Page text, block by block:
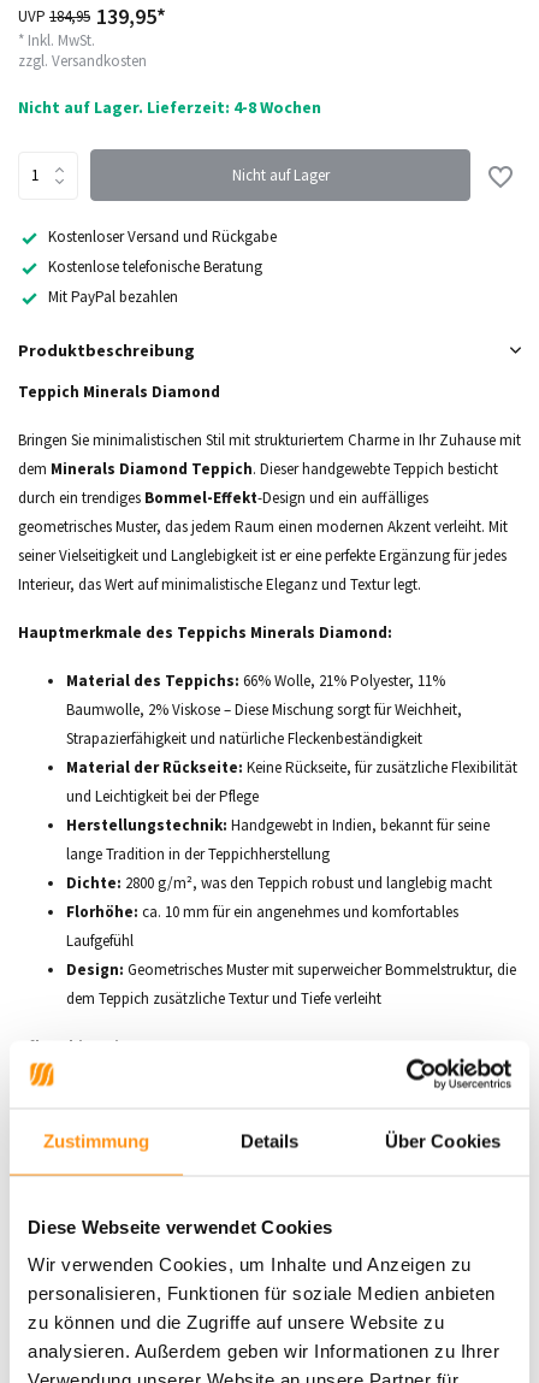
Zustimmung Details Über Cookies
Diese Webseite verwendet Cookies
Wir verwenden Cookies, um Inhalte und Anzeigen zu
personalisieren, Funktionen für soziale Medien anbieten
zu können und die Zugriffe auf unsere Website zu
analysieren. Außerdem geben wir Informationen zu Ihrer
UVP 184,95 139,95*
* Inkl. MwSt.
zzgl. Versandkosten
Nicht auf Lager. Lieferzeit: 4-8 Wochen
Nicht auf Lager
Kostenloser Versand und Rückgabe
Kostenlose telefonische Beratung
Mit PayPal bezahlen
Produktbeschreibung
Teppich Minerals Diamond
Bringen Sie minimalistischen Stil mit strukturiertem Charme in Ihr Zuhause mit
dem Minerals Diamond Teppich. Dieser handgewebte Teppich besticht
durch ein trendiges Bommel-Effekt-Design und ein auffälliges
geometrisches Muster, das jedem Raum einen modernen Akzent verleiht. Mit
seiner Vielseitigkeit und Langlebigkeit ist er eine perfekte Ergänzung für jedes
Interieur, das Wert auf minimalistische Eleganz und Textur legt.
Hauptmerkmale des Teppichs Minerals Diamond:
Material des Teppichs: 66% Wolle, 21% Polyester, 11%
Baumwolle, 2% Viskose – Diese Mischung sorgt für Weichheit,
Strapazierfähigkeit und natürliche Fleckenbeständigkeit
Material der Rückseite: Keine Rückseite, für zusätzliche Flexibilität
und Leichtigkeit bei der Pflege
Herstellungstechnik: Handgewebt in Indien, bekannt für seine
lange Tradition in der Teppichherstellung
Dichte: 2800 g/m², was den Teppich robust und langlebig macht
Florhöhe: ca. 10 mm für ein angenehmes und komfortables
Laufgefühl
Design: Geometrisches Muster mit superweicher Bommelstruktur, die
dem Teppich zusätzliche Textur und Tiefe verleiht
Pflegehinweise:
Rollen Sie den Teppich aus und lassen Sie ihn 24 Stunden ruhen, bevor
Staubsaugen Sie regelmäßig, um die Fasern in gutem Zustand zu
halten
Flecken sofort abtupfen und mit einem feuchten weißen Tuch reinigen
– nicht reiben oder zu nass machen
Verwenden Sie eine rutschfeste Matte, um ein Verrutschen des Teppichs
zu verhindern
Drehen Sie den Teppich alle paar Monate, um gleichmäßige